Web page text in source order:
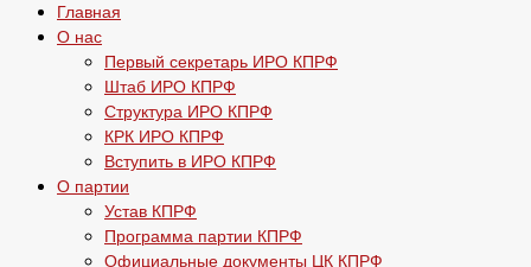
Главная
О нас
Первый секретарь ИРО КПРФ
Штаб ИРО КПРФ
Структура ИРО КПРФ
КРК ИРО КПРФ
Вступить в ИРО КПРФ
О партии
Устав КПРФ
Программа партии КПРФ
Официальные документы ЦК КПРФ